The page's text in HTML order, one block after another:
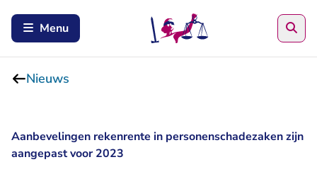
Menu
Nieuws
Aanbevelingen rekenrente in personenschadezaken zijn
aangepast voor 2023